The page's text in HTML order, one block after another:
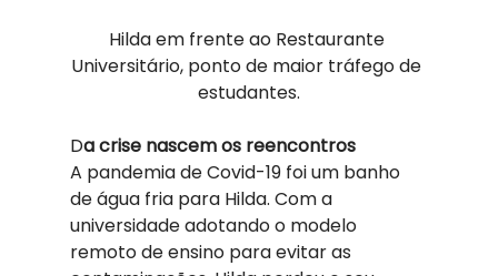
Hilda em frente ao Restaurante
Universitário, ponto de maior tráfego de
estudantes.
Da crise nascem os reencontros
A pandemia de Covid-19 foi um banho
de água fria para Hilda. Com a
universidade adotando o modelo
remoto de ensino para evitar as